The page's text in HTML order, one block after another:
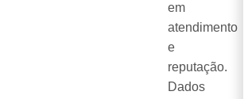
em
atendimento
e
reputação.
Dados